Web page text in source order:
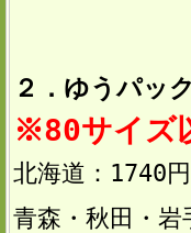
２．ゆうパッ
※80サイズ
北海道：1740円
青森・秋田・